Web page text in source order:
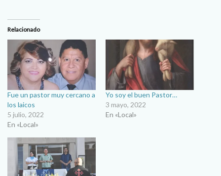
Relacionado
Fue un pastor muy cercano a
los laicos
5 julio, 2022
En «Local»
Yo soy el buen Pastor…
3 mayo, 2022
En «Local»